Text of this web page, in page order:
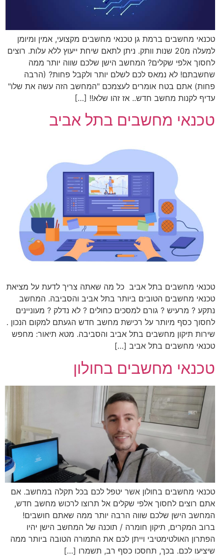
טכנאי מחשבים ברמת גן טכנאי מחשבים מקצועי, אמין ומיומן
למעלה מ20 שנות וותק. ניתן לתאם שיחת ייעוץ ללא עלות. רוצים
לחסוך אלפי שקלים? המחשב הישן שלכם שווה יותר ממה
שחשבתם! לא נמאס לכם לשלם יותר ולקבל פחות? (הרבה
פחות) אתם בטח אומרים לעצמכם "המחשב הזה עשה את שלו"
עדיף לקנות מחשב חדש.. אז זהו שלא!! […]
טכנאי מחשבים בתל אביב
טכנאי מחשבים בתל אביב כל מה שאתה צריך לדעת על מציאת
טכנאי מחשבים הטובים ביותר בתל אביב והסביבה. המחשב
נתקע ? מרעיש ? גורם למסכים כחולים ? לא נדלק ? מעוניינים
לחסוך כסף מיותר על רכישת מחשב חדש הגעתם למקום הנכון .
שירות תיקון מחשבים בתל אביב והסביבה. מטא תיאור: מחפש
טכנאי מחשבים בתל אביב […]
טכנאי מחשבים בחולון
טכנאי מחשבים בחולון אשר יטפל לכם בכל תקלה במחשב. אם
אתם רוצים לחסוך אלפי שקלים אל תרוצו לרכוש מחשב חדש,
המחשב הישן שלכם שווה הרבה יותר ממה שאתם חושבים!
ברוב המקרים, תיקון חומרה / תוכנה של המחשב הישן יהיו
הפתרון האולטימטיבי וייתן לכם את התמורה הטובה ביותר ממה
שיציעו לכם. בכך, תחסכו כסף רב, תשמרו […]